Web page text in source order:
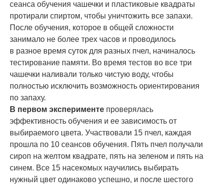
сеанса обучения чашечки и пластиковые квадраты
протирали спиртом, чтобы уничтожить все запахи.
После обучения, которое в общей сложности
занимало не более трех часов и проводилось
в разное время суток для разных пчел, начиналось
тестирование памяти. Во время тестов во все три
чашечки наливали только чистую воду, чтобы
полностью исключить возможность ориентирования
по запаху.
В первом эксперименте проверялась
эффективность обучения и ее зависимость от
выбираемого цвета. Участвовали 15 пчел, каждая
прошла по 10 сеансов обучения. Пять пчел получали
сироп на желтом квадрате, пять на зеленом и пять на
синем. Все 15 насекомых научились выбирать
нужный цвет одинаково успешно, и после шестого